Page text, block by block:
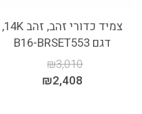
צמיד כדורי זהב, זהב 14K,
דגם B16-BRSET553
₪3,010
₪2,408